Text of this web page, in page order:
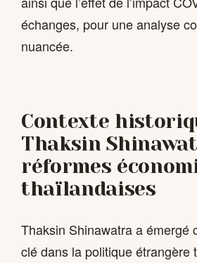
échanges, pour une analyse
nuancée.
Contexte
Thaksin
réformes
thaïlandaises
Thaksin Shinawatra a émergé
clé dans la politique étrangère